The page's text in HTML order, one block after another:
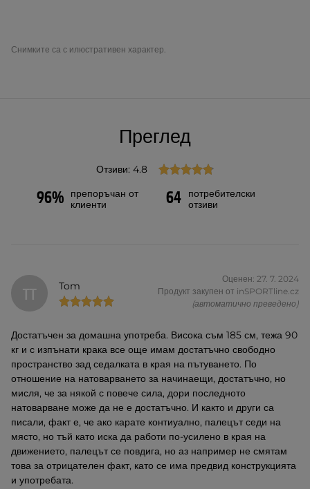
Снимките са с илюстративен характер.
Преглед
Отзиви: 4.8
96%
препоръчан от
клиенти
64
потребителски
отзиви
TT Tom
Оценен: 27. 7. 2024
Продукт закупен от inSPORTline.cz
(автоматично преведено)
Достатъчен за домашна употреба. Висока съм 185 см, тежа 90
кг и с изпънати крака все още имам достатъчно свободно
пространство зад седалката в края на пътуването. По
отношение на натоварването за начинаещи, достатъчно, но
мисля, че за някой с повече сила, дори последното
натоварване може да не е достатъчно. И както и други са
писали, факт е, че ако карате контиуално, палецът седи на
място, но тъй като иска да работи по-усилено в края на
движението, палецът се повдига, но аз например не смятам
това за отрицателен факт, като се има предвид конструкцията
и употребата.